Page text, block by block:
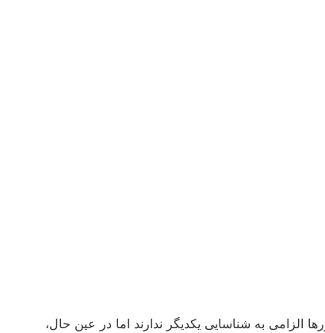
به شناسایی یکدیگر ندارند اما در عین حال،